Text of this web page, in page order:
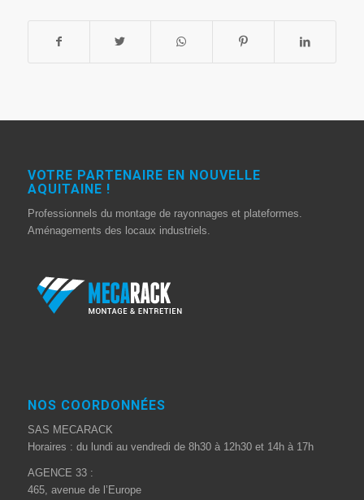
VOTRE PARTENAIRE EN NOUVELLE
AQUITAINE !
Professionnels du montage de rayonnages et plateformes.
Aménagements des locaux industriels.
NOS COORDONNÉES
SAS MECARACK
Horaires : du lundi au vendredi de 8h30 à 12h30 et 14h à 17h
AGENCE 33 :
465, avenue de l’Europe